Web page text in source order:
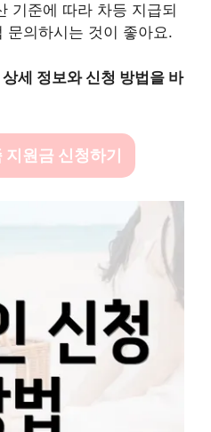
기준에 따라 차등 지급되
문의하시는 것이 좋아요.
세 정보와 신청 방법을 바
원금 신청하기